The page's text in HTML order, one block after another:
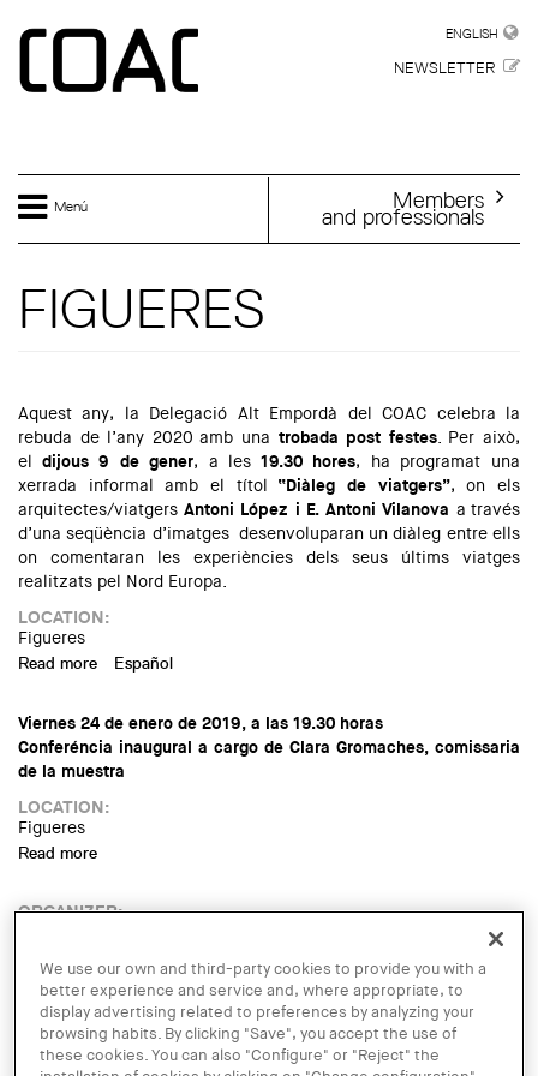
ENGLISH
NEWSLETTER
Menú Members
and professionals
FIGUERES
Aquest any, la Delegació Alt Empordà del COAC celebra la
rebuda de l’any 2020 amb una trobada post festes. Per això,
el dijous 9 de gener, a les 19.30 hores, ha programat una
xerrada informal amb el títol “Diàleg de viatgers”, on els
arquitectes/viatgers Antoni López i E. Antoni Vilanova a través
d’una seqüència d’imatges desenvoluparan un diàleg entre ells
on comentaran les experiències dels seus últims viatges
realitzats pel Nord Europa.
LOCATION:
Figueres
Read more about Conferència "Diàleg de viatgers", a Figueres
Español
Viernes 24 de enero de 2019, a las 19.30 horas
Conferéncia inaugural a cargo de Clara Gromaches, comissaria
de la muestra
LOCATION:
Figueres
Read more
ORGANIZER:
Exposició
IMATGE DE L'EXPOSICIÓ O ACTE:
We use our own and third-party cookies to provide you with a
better experience and service and, where appropriate, to
display advertising related to preferences by analyzing your
browsing habits. By clicking "Save", you accept the use of
these cookies. You can also "Configure" or "Reject" the